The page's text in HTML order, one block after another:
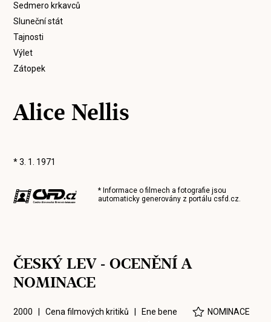
Sedmero krkavců
Sluneční stát
Tajnosti
Výlet
Zátopek
Alice Nellis
* 3. 1. 1971
* Informace o filmech a fotografie jsou
automaticky generovány z portálucsfd.cz.
ČESKÝ LEV - OCENĚNÍ A
NOMINACE
2000 | Cena filmových kritiků | Ene bene
NOMINACE